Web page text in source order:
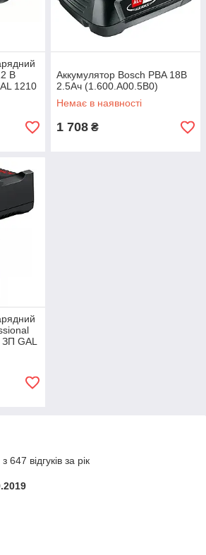
В
1210
Аккумулятор Bosch PBA 18В
2.5Ач (1.600.A00.5B0)
Немає в наявності
1 708 ₴
GAL
647 відгуків за рік